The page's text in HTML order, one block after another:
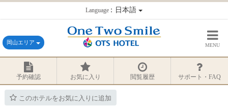
Language：日本語
岡山エリア MENU
予約確認 お気に入り 閲覧履歴 サポート・FAQ
このホテルをお気に入りに追加